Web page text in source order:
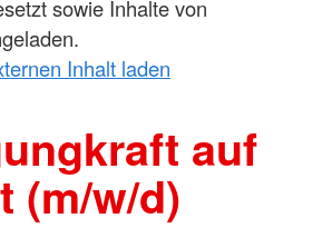
sowie Inhalte von
Inhalt laden
auf
(m/w/d)